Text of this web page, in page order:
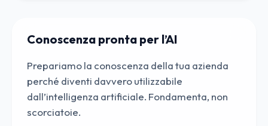
Conoscenza pronta per l’AI
Prepariamo la conoscenza della tua azienda
perché diventi davvero utilizzabile
dall’intelligenza artificiale. Fondamenta, non
scorciatoie.